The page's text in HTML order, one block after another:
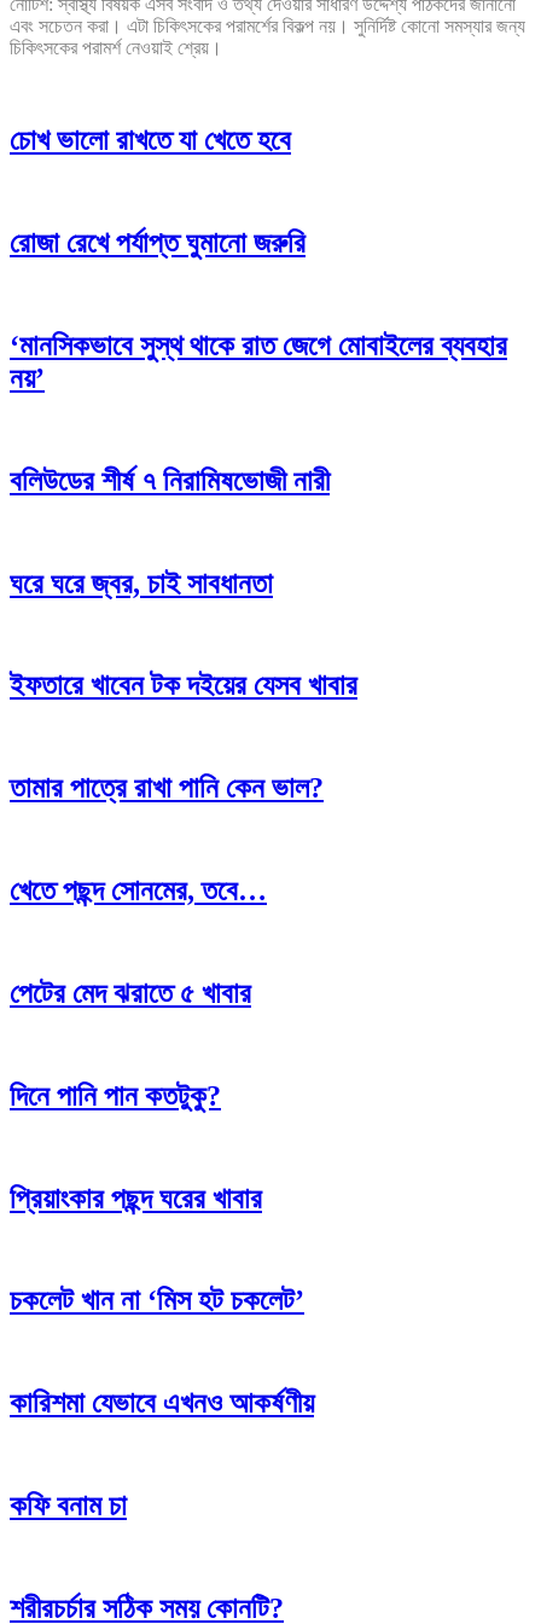
নোটিশ: স্বাস্থ্য বিষয়ক এসব সংবাদ ও তথ্য দেওয়ার সাধারণ উদ্দেশ্য পাঠকদের জানানো
এবং সচেতন করা। এটা চিকিৎসকের পরামর্শের বিকল্প নয়। সুনির্দিষ্ট কোনো সমস্যার জন্য
চিকিৎসকের পরামর্শ নেওয়াই শ্রেয়।
চোখ ভালো রাখতে যা খেতে হবে
রোজা রেখে পর্যাপ্ত ঘুমানো জরুরি
‘মানসিকভাবে সুস্থ থাকে রাত জেগে মোবাইলের ব্যবহার
নয়’
বলিউডের শীর্ষ ৭ নিরামিষভোজী নারী
ঘরে ঘরে জ্বর, চাই সাবধানতা
ইফতারে খাবেন টক দইয়ের যেসব খাবার
তামার পাত্রে রাখা পানি কেন ভাল?
খেতে পছন্দ সোনমের, তবে…
পেটের মেদ ঝরাতে ৫ খাবার
দিনে পানি পান কতটুকু?
প্রিয়াংকার পছন্দ ঘরের খাবার
চকলেট খান না ‘মিস হট চকলেট’
কারিশমা যেভাবে এখনও আকর্ষণীয়
কফি বনাম চা
শরীরচর্চার সঠিক সময় কোনটি?